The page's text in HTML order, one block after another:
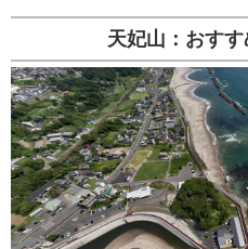
天妃山：おす